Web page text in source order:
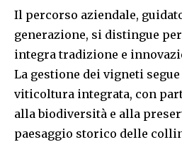
Il percorso aziendale,
generazione, si distingue
integra tradizione e
La gestione dei vigneti
viticoltura integrata, con
alla biodiversità e alla
paesaggio storico delle